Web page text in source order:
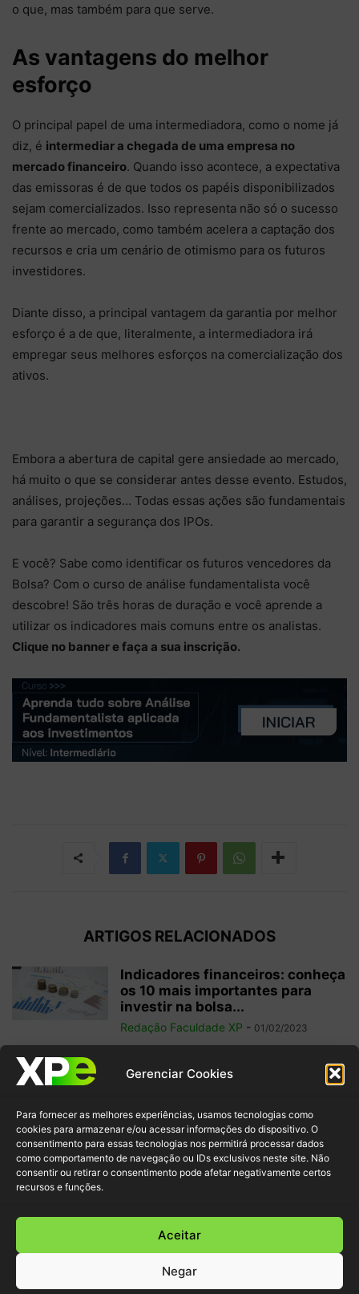
Gerenciar Cookies
Para fornecer as melhores experiências, usamos tecnologias como
cookies para armazenar e/ou acessar informações do dispositivo. O
consentimento para essas tecnologias nos permitirá processar dados
como comportamento de navegação ou IDs exclusivos neste site. Não
consentir ou retirar o consentimento pode afetar negativamente certos
recursos e funções.
Aceitar
Negar
o que, mas também para que serve.
As vantagens do melhor
esforço
O principal papel de uma intermediadora, como o nome já
diz, é intermediar a chegada de uma empresa no
mercado financeiro. Quando isso acontece, a expectativa
das emissoras é de que todos os papéis disponibilizados
sejam comercializados. Isso representa não só o sucesso
frente ao mercado, como também acelera a captação dos
recursos e cria um cenário de otimismo para os futuros
investidores.
Diante disso, a principal vantagem da garantia por melhor
esforço é a de que, literalmente, a intermediadora irá
empregar seus melhores esforços na comercialização dos
ativos.
Embora a abertura de capital gere ansiedade ao mercado,
há muito o que se considerar antes desse evento. Estudos,
análises, projeções… Todas essas ações são fundamentais
para garantir a segurança dos IPOs.
E você? Sabe como identificar os futuros vencedores da
Bolsa? Com o curso de análise fundamentalista você
descobre! São três horas de duração e você aprende a
utilizar os indicadores mais comuns entre os analistas.
Clique no banner e faça a sua inscrição.
ARTIGOS RELACIONADOS
Indicadores financeiros: conheça
os 10 mais importantes para
investir na bolsa...
Redação Faculdade XP - 01/02/2023
Como começar a operar em
swing trade? 5 dicas para
Redação Faculdade XP - 31/01/2023
Free float: qual a importância
desse conceito para acionistas